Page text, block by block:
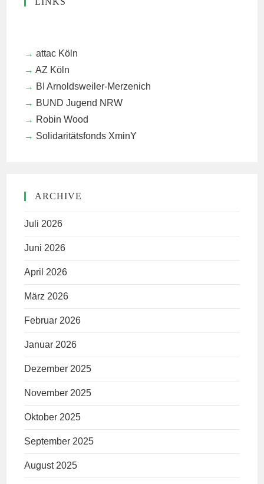
attac Köln
AZ Köln
BI Arnoldsweiler-Merzenich
BUND Jugend NRW
Robin Wood
Solidaritätsfonds XminY
ARCHIVE
Juli 2026
Juni 2026
April 2026
März 2026
Februar 2026
Januar 2026
Dezember 2025
November 2025
Oktober 2025
September 2025
August 2025